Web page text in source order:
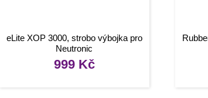
eLite XOP 3000, strobo výbojka pro
Neutronic
999 Kč